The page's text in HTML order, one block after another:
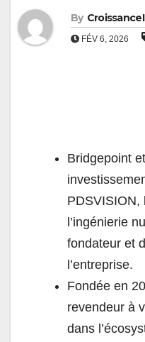
By
FÉV 6, 2026
Bridgepoint
PDSVISION,
l’ingénierie
fondateur et
l’entreprise.
Fondée en
revendeur à
dans